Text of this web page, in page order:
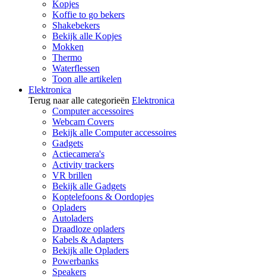
Kopjes
Koffie to go bekers
Shakebekers
Bekijk alle Kopjes
Mokken
Thermo
Waterflessen
Toon alle artikelen
Elektronica
Terug naar alle categorieën Elektronica
Computer accessoires
Webcam Covers
Bekijk alle Computer accessoires
Gadgets
Actiecamera's
Activity trackers
VR brillen
Bekijk alle Gadgets
Koptelefoons & Oordopjes
Opladers
Autoladers
Draadloze opladers
Kabels & Adapters
Bekijk alle Opladers
Powerbanks
Speakers